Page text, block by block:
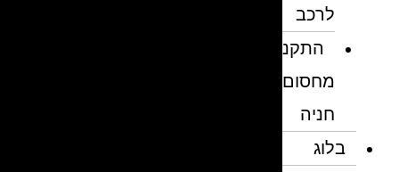
לרכב
התקנת
מחסום
חניה
בלוג